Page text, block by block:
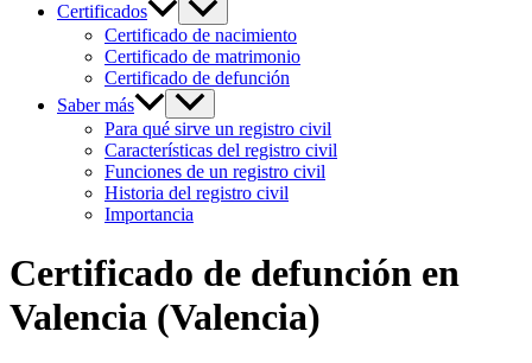
Certificados
Certificado de nacimiento
Certificado de matrimonio
Certificado de defunción
Saber más
Para qué sirve un registro civil
Características del registro civil
Funciones de un registro civil
Historia del registro civil
Importancia
Certificado de defunción en
Valencia (Valencia)